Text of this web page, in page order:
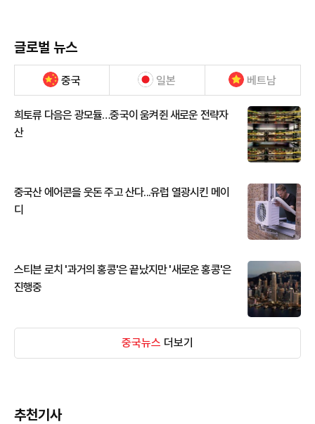
글로벌 뉴스
중국 일본 베트남
희토류 다음은 광모듈…중국이 움켜쥔 새로운 전략자
산
중국산 에어콘을 웃돈 주고 산다...유럽 열광시킨 메이
디
스티븐 로치 '과거의 홍콩'은 끝났지만 '새로운 홍콩'은
진행중
중국뉴스 더보기
추천기사